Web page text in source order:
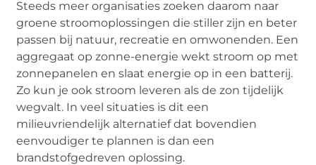
Steeds meer organisaties zoeken daarom naar
groene stroomoplossingen die stiller zijn en beter
passen bij natuur, recreatie en omwonenden. Een
aggregaat op zonne-energie wekt stroom op met
zonnepanelen en slaat energie op in een batterij.
Zo kun je ook stroom leveren als de zon tijdelijk
wegvalt. In veel situaties is dit een
milieuvriendelijk alternatief dat bovendien
eenvoudiger te plannen is dan een
brandstofgedreven oplossing.